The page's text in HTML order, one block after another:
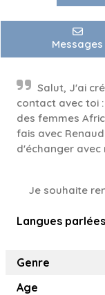
Messages
Salut, J'ai
contact avec toi
des femmes
fais avec
d'échanger avec
Je souhaite
Langues parlées
Genre
Age